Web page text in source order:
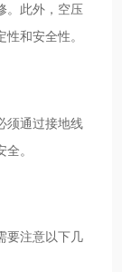
。此外，空压
和安全性。
须通过接地线
。
要注意以下几